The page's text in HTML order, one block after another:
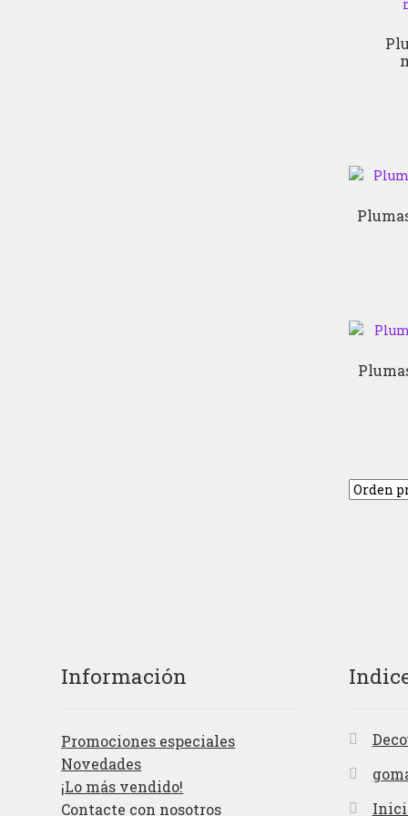
Información
Promociones especiales
Novedades
¡Lo más vendido!
Contacte con nosotros